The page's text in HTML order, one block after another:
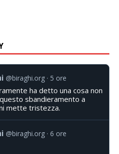
@biraghi.org 5 ore
ha detto una cosa non
sbandieramento a
mette tristezza.
@biraghi.org 6 ore